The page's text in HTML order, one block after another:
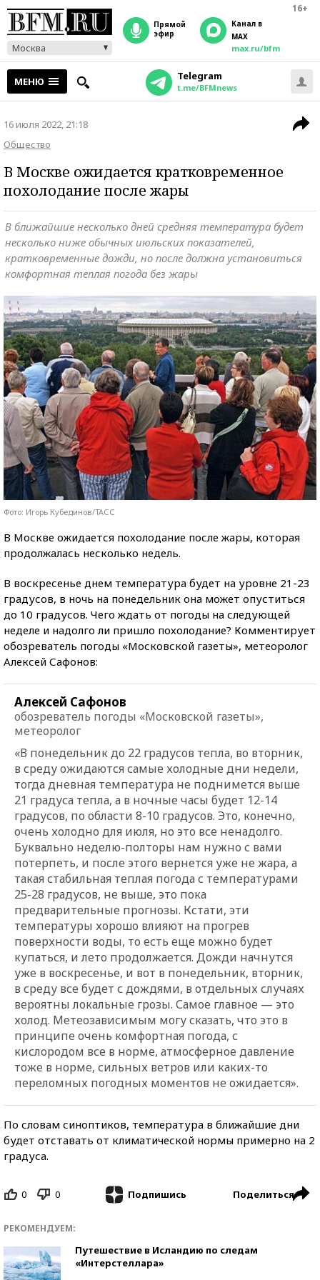
16+
Москва
прямой
эфир
Канал в
MAX
max.ru/bfm
МЕНЮ Telegram
t.me/BFMnews
16 июля 2022, 21:18
Общество
В Москве ожидается кратковременное
похолодание после жары
В ближайшие несколько дней средняя температура будет
несколько ниже обычных июльских показателей,
кратковременные дожди, но после должна установиться
комфортная теплая погода без жары
Фото: Игорь Кубединов/ТАСС
В Москве ожидается похолодание после жары, которая
продолжалась несколько недель.
В воскресенье днем температура будет на уровне 21-23
градусов, в ночь на понедельник она может опуститься
до 10 градусов. Чего ждать от погоды на следующей
неделе и надолго ли пришло похолодание? Комментирует
обозреватель погоды «Московской газеты», метеоролог
Алексей Сафонов:
Алексей Сафонов
обозреватель погоды «Московской газеты»,
метеоролог
«В понедельник до 22 градусов тепла, во вторник,
в среду ожидаются самые холодные дни недели,
тогда дневная температура не поднимется выше
21 градуса тепла, а в ночные часы будет 12-14
градусов, по области 8-10 градусов. Это, конечно,
очень холодно для июля, но это все ненадолго.
Буквально неделю-полторы нам нужно с вами
потерпеть, и после этого вернется уже не жара, а
такая стабильная теплая погода с температурами
25-28 градусов, не выше, это пока
предварительные прогнозы. Кстати, эти
температуры хорошо влияют на прогрев
поверхности воды, то есть еще можно будет
купаться, и лето продолжается. Дожди начнутся
уже в воскресенье, и вот в понедельник, вторник,
в среду все будет с дождями, в отдельных случаях
вероятны локальные грозы. Самое главное — это
холод. Метеозависимым могу сказать, что это в
принципе очень комфортная погода, с
кислородом все в норме, атмосферное давление
тоже в норме, сильных ветров или каких-то
переломных погодных моментов не ожидается».
По словам синоптиков, температура в ближайшие дни
будет отставать от климатической нормы примерно на 2
градуса.
0 0 Подпишись Поделиться
РЕКОМЕНДУЕМ:
Путешествие в Исландию по следам
«Интерстеллара»